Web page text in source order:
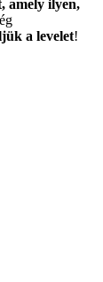
amely ilyen,
a levelet!